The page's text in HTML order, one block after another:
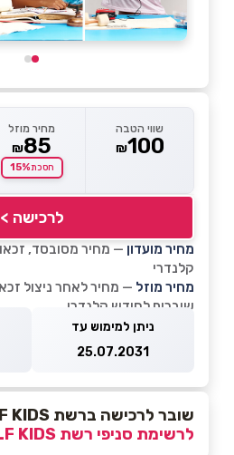
שווי הטבה
₪100
מחיר מוזל
₪85
חסכת15%
לרכישה >
מחיר מועדון
קלנדרי
מחיר מוזל
שוברים לחודש קלנדרי
ניתן למימוש עד
25.07.2031
שובר לרכישה ברשת GOLF KIDS בשווי ₪100
לרשימת סניפי רשת GOLF KIDS לחצו כאן>>